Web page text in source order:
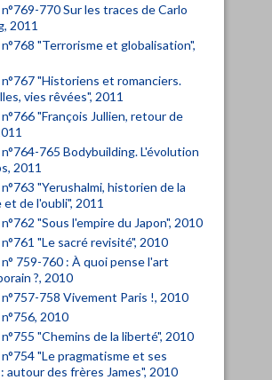
770 Sur les traces de Carlo
2011
"Terrorisme et globalisation",
"Historiens et romanciers.
vies rêvées", 2011
"François Jullien, retour de
765 Bodybuilding. L'évolution
2011
"Yerushalmi, historien de la
et de l'oubli", 2011
"Sous l'empire du Japon", 2010
"Le sacré revisité", 2010
759-760 : À quoi pense l'art
?, 2010
758 Vivement Paris !, 2010
2010
"Chemins de la liberté", 2010
"Le pragmatisme et ses
autour des frères James", 2010